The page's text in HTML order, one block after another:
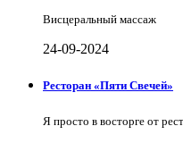
Висцеральный массаж
24-09-2024
Ресторан «Пяти Свечей»
Я просто в восторге от